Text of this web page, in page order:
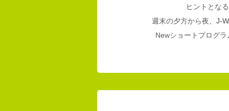
ヒントとな
週末の夕方から夜、 J-
Newショートプログ